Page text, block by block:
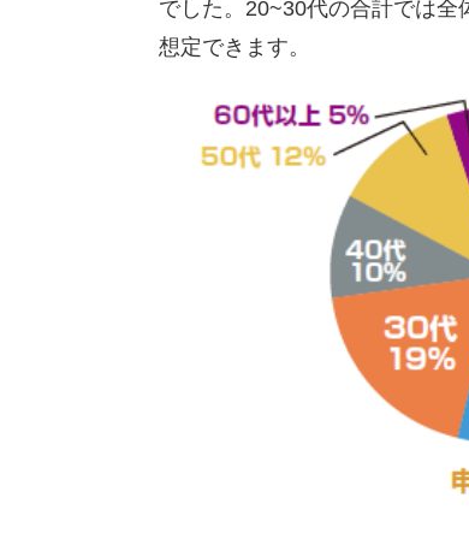
でした。20~30代の合計では全
想定できます。